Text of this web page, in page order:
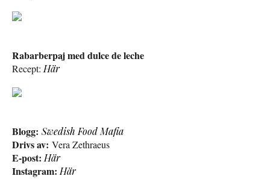
Rabarberpaj med dulce de leche
Recept:Här
Blogg: Swedish Food Mafia
Drivs av: Vera Zethraeus
E-post:Här
Instagram:Här